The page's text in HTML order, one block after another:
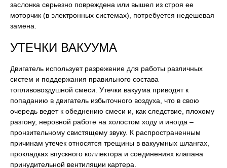
заслонка серьезно повреждена или вышел из строя ее
моторчик (в электронных системах), потребуется недешевая
замена.
УТЕЧКИ ВАКУУМА
Двигатель использует разрежение для работы различных
систем и поддержания правильного состава
топливовоздушной смеси. Утечки вакуума приводят к
попаданию в двигатель избыточного воздуха, что в свою
очередь ведет к обеднению смеси и, как следствие, плохому
разгону, неровной работе на холостом ходу и иногда –
пронзительному свистящему звуку. К распространенным
причинам утечек относятся трещины в вакуумных шлангах,
прокладках впускного коллектора и соединениях клапана
принудительной вентиляции картера.